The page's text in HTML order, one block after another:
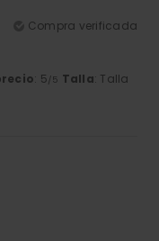
Compra verificada
: 5/5 Talla: Talla